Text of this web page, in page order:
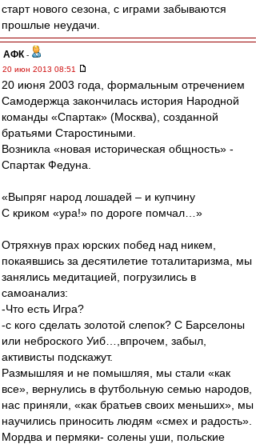
старт нового сезона, с играми забываются
прошлые неудачи.
АФК -
20 июн 2013 08:51
20 июня 2003 года, формальным отречением
Самодержца закончилась история Народной
команды «Спартак» (Москва), созданной
братьями Старостиными.
Возникла «новая историческая общность» -
Спартак Федуна.
«Выпряг народ лошадей – и купчину
С криком «ура!» по дороге помчал…»
Отряхнув прах юрских побед над никем,
покаявшись за десятилетие тоталитаризма, мы
занялись медитацией, погрузились в
самоанализ:
-Что есть Игра?
-с кого сделать золотой слепок? С Барселоны
или неброского Уиб…,впрочем, забыл,
активисты подскажут.
Размышляя и не помышляя, мы стали «как
все», вернулись в футбольную семью народов,
нас приняли, «как братьев своих меньших», мы
научились приносить людям «смех и радость».
Мордва и пермяки- солены уши, польские